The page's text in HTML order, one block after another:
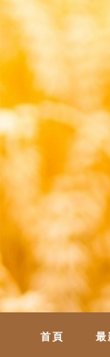
首頁 最